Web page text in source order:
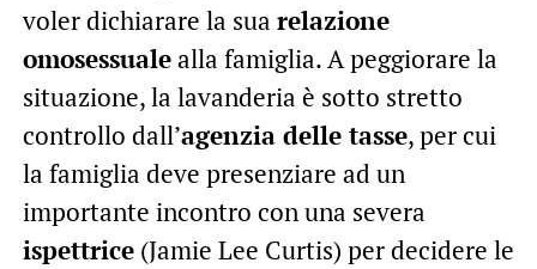
voler dichiarare la sua relazione
omosessualealla famiglia. A peggiorare la
situazione, la lavanderia è sotto stretto
controllo dall’agenzia delle tasse, per cui
la famiglia deve presenziare ad un
importante incontro con una severa
ispettrice(Jamie Lee Curtis) per decidere le